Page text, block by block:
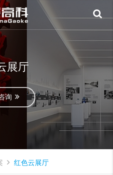
展厅
询
红色云展厅